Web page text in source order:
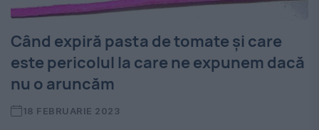
Când expiră pasta de tomate și care
este pericolul la care ne expunem dacă
nu o aruncăm
18 FEBRUARIE 2023